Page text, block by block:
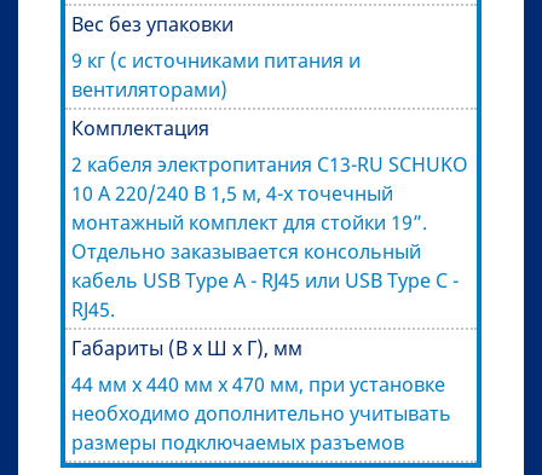
Вес без упаковки
9 кг (с источниками питания и
вентиляторами)
Комплектация
2 кабеля электропитания C13-RU SCHUKO
10 A 220/240 В 1,5 м, 4-х точечный
монтажный комплект для стойки 19”.
Отдельно заказывается консольный
кабель USB Type A - RJ45 или USB Type C -
RJ45.
Габариты (В x Ш x Г), мм
44 мм х 440 мм х 470 мм, при установке
необходимо дополнительно учитывать
размеры подключаемых разъемов